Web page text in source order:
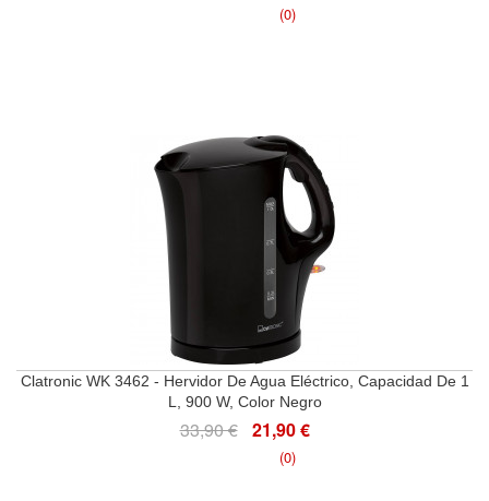
(0)
Clatronic WK 3462 - Hervidor De Agua Eléctrico, Capacidad De 1
L, 900 W, Color Negro
33,90 € 21,90 €
(0)